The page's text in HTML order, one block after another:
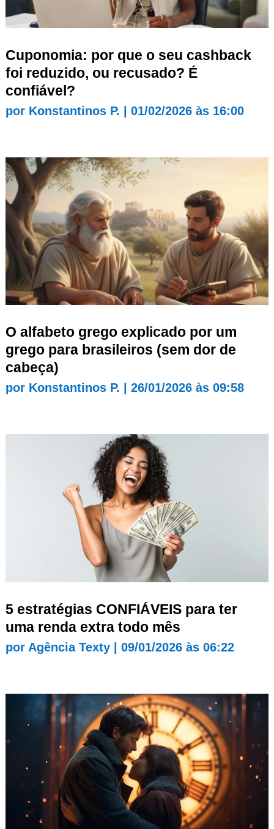
Cuponomia: por que o seu cashback
foi reduzido, ou recusado? É
confiável?
por Konstantinos P. | 01/02/2026 às 16:00
O alfabeto grego explicado por um
grego para brasileiros (sem dor de
cabeça)
por Konstantinos P. 26/01/2026 às 09:58
5 estratégias CONFIÁVEIS para ter
uma renda extra todo mês
por Agência Texty| 09/01/2026 às 06:22